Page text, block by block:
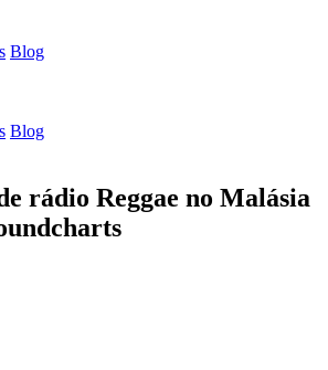
Blog
Blog
rádio Reggae no Malásia